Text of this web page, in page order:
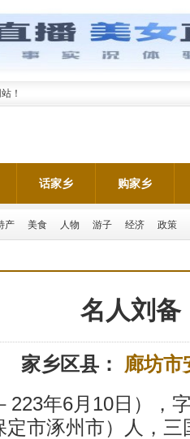
！
话家乡 购家乡
产 美食 人物 游子 经济 政策
名人刘备
家乡区县： 廊坊市
223年6月10日），
市涿州市）人，